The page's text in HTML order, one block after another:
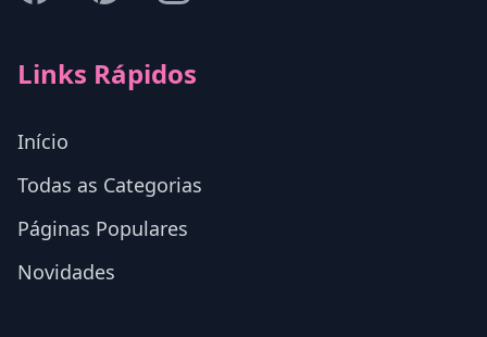
Links Rápidos
Início
Todas as Categorias
Páginas Populares
Novidades